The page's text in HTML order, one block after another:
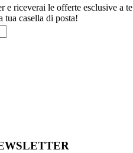
e riceverai le offerte esclusive a te
tua casella di posta!